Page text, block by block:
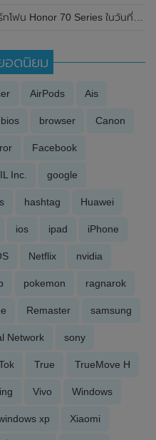
วันที่ 30 พฤษภาคม 2022 นี้ พร้อมเผยภาพตัวเครื่องจริง
อดนิยม
AirPods Ais
bios browser Canon
Facebook
Inc. google
hashtag Huawei
ios ipad iPhone
Netflix nvidia
pokemon ragnarok
Remaster samsung
Network sony
True TrueMove H
Vivo Windows
xp Xiaomi